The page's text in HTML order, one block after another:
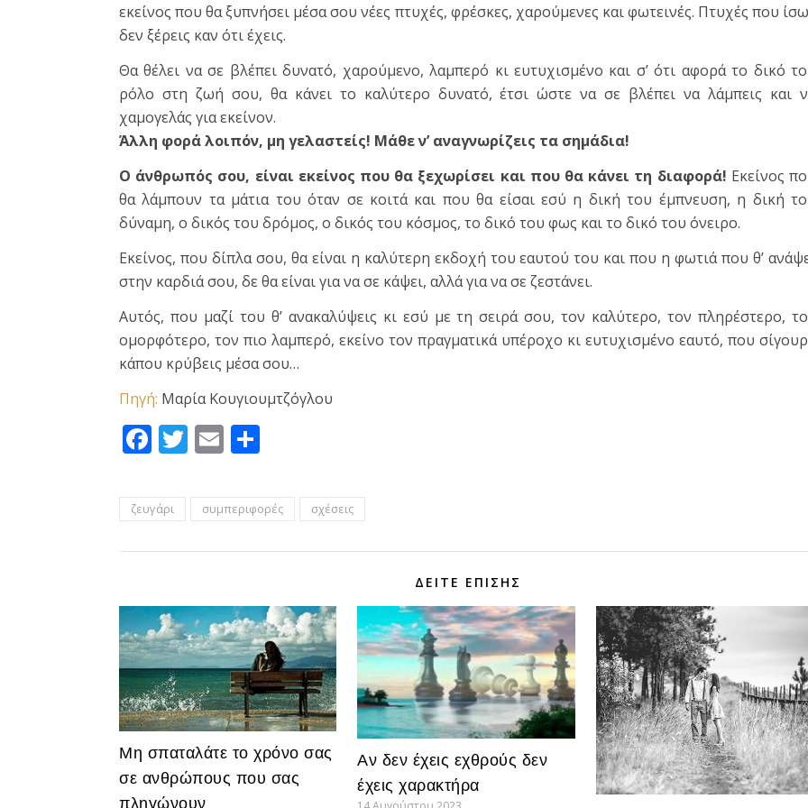
εκείνος που θα ξυπνήσει μέσα σου νέες πτυχές, φρέσκες, χαρούμενες και φωτεινές. Πτυχές που
δεν ξέρεις καν ότι έχεις.
Θα θέλει να σε βλέπει δυνατό, χαρούμενο, λαμπερό κι ευτυχισμένο και σ’ ότι αφορά το δικό
ρόλο στη ζωή σου, θα κάνει το καλύτερο δυνατό, έτσι ώστε να σε βλέπει να λάμπεις και
χαμογελάς για εκείνον.
Άλλη φορά λοιπόν, μη γελαστείς! Μάθε ν’ αναγνωρίζεις τα σημάδια!
Ο άνθρωπός σου, είναι εκείνος που θα ξεχωρίσει και που θα κάνει τη διαφορά! Εκείνος
θα λάμπουν τα μάτια του όταν σε κοιτά και που θα είσαι εσύ η δική του έμπνευση, η δική
δύναμη, ο δικός του δρόμος, ο δικός του κόσμος, το δικό του φως και το δικό του όνειρο.
Εκείνος, που δίπλα σου, θα είναι η καλύτερη εκδοχή του εαυτού του και που η φωτιά που θ’
στην καρδιά σου, δε θα είναι για να σε κάψει, αλλά για να σε ζεστάνει.
Αυτός, που μαζί του θ’ ανακαλύψεις κι εσύ με τη σειρά σου, τον καλύτερο, τον πληρέστερο,
ομορφότερο, τον πιο λαμπερό, εκείνο τον πραγματικά υπέροχο κι ευτυχισμένο εαυτό, που
κάπου κρύβεις μέσα σου…
Πηγή: Μαρία Κουγιουμτζόγλου
Facebook
Twitter
Email
ζευγάρι συμπεριφορές σχέσεις
ΔΕΊΤΕ ΕΠΊΣΗΣ
Μη σπαταλάτε το χρόνο σας
σε ανθρώπους που σας
πληγώνουν
Αν δεν έχεις εχθρούς δεν
έχεις χαρακτήρα